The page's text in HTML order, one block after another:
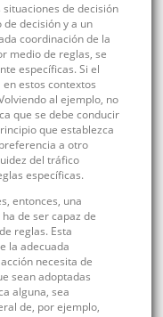
de decisión
decisión y a un
coordinación de la
medio de reglas, se
específicas. Si el
estos contextos
al ejemplo, no
que se debe conducir
que establezca
a otro
del tráfico
específicas.
entonces, una
de ser capaz de
reglas. Esta
la adecuada
necesita de
sean adoptadas
alguna, sea
de, por ejemplo,